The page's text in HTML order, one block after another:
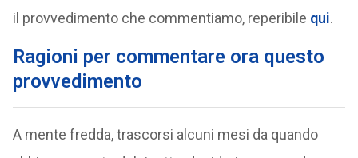
il provvedimento che commentiamo, reperibile qui.
Ragioni per commentare ora questo
provvedimento
A mente fredda, trascorsi alcuni mesi da quando